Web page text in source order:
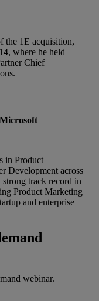
the 1E acquisition,
where he held
Chief
Microsoft
in Product
Development across
track record in
Product Marketing
and enterprise
webinar.